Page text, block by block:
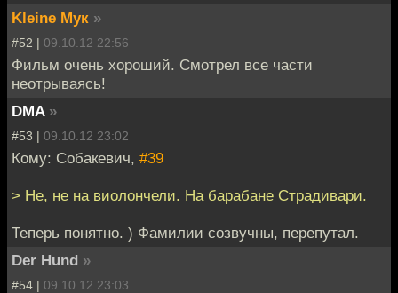
Kleine Мук »
#52 | 09.10.12 22:56
Фильм очень хороший. Смотрел все части
неотрываясь!
DMA »
#53 | 09.10.12 23:02
Кому: Собакевич, #39
> Не, не на виолончели. На барабане Страдивари.
Теперь понятно. ) Фамилии созвучны, перепутал.
Der Hund »
#54 | 09.10.12 23:03